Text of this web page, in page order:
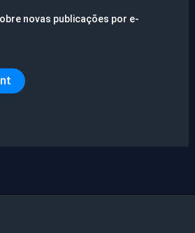
novas publicações por e-